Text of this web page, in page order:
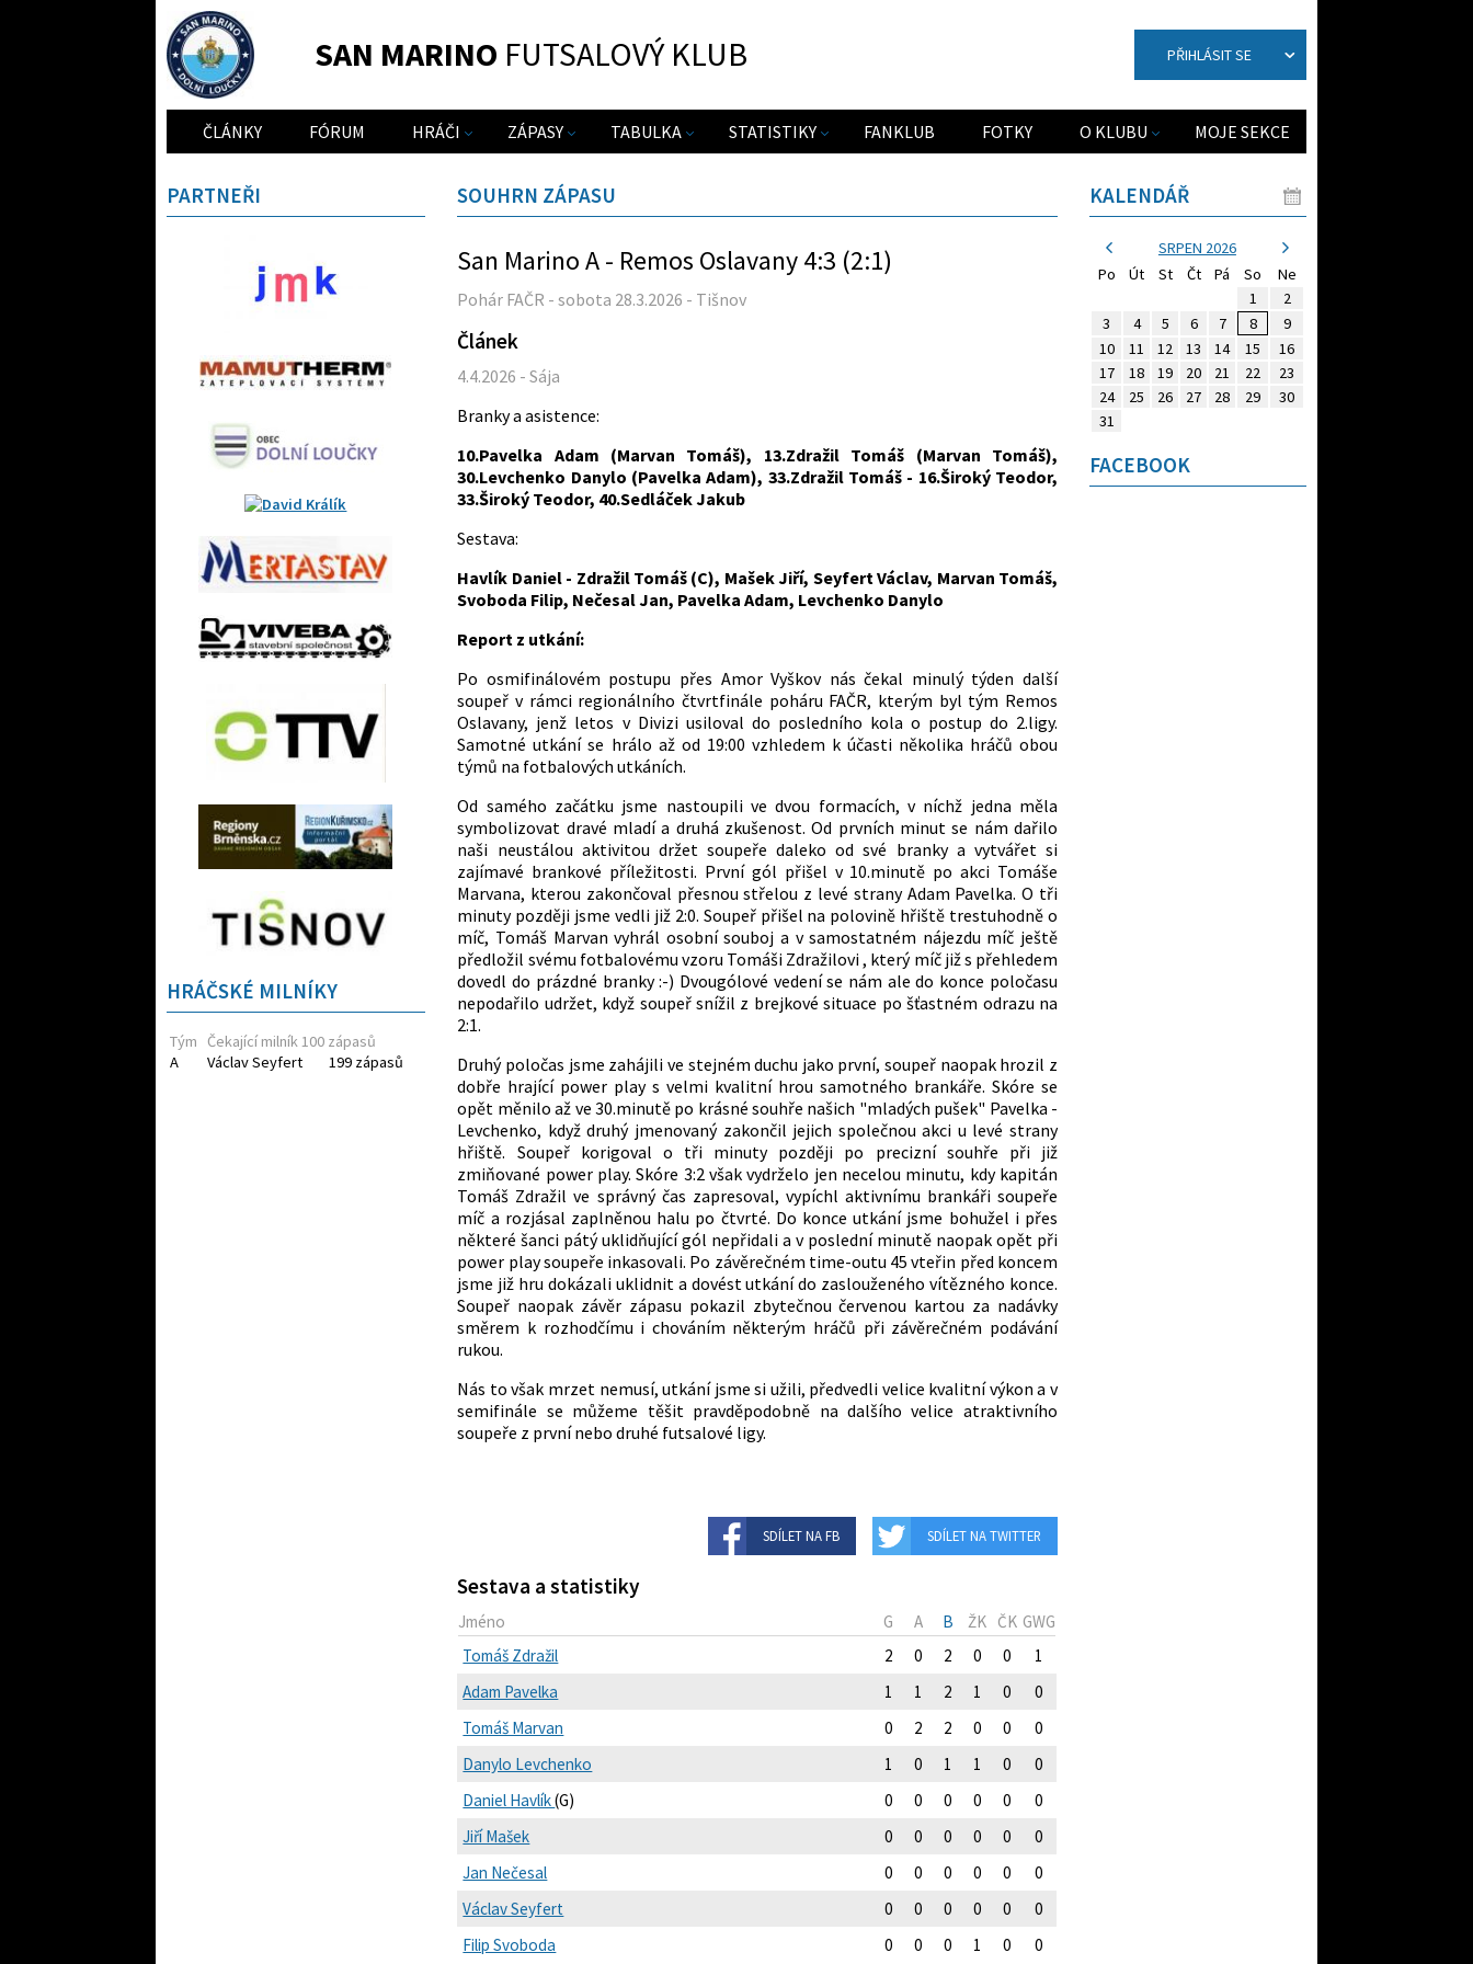
SAN MARINO FUTSALOVÝ KLUB PŘIHLÁSIT SE
ČLÁNKY FÓRUM HRÁČI ZÁPASY TABULKA STATISTIKY FANKLUB FOTKY O KLUBU MOJE SEKCE
SOUHRN ZÁPASU
San Marino A - Remos Oslavany 4:3 (2:1)
Pohár FAČR - sobota 28.3.2026 - Tišnov
Článek
4.4.2026 - Sája
Branky a asistence:
10.Pavelka Adam (Marvan Tomáš), 13.Zdražil Tomáš (Marvan Tomáš),
30.Levchenko Danylo (Pavelka Adam), 33.Zdražil Tomáš - 16.Široký Teodor,
33.Široký Teodor, 40.Sedláček Jakub
Sestava:
Havlík Daniel - Zdražil Tomáš (C), Mašek Jiří, Seyfert Václav, Marvan Tomáš,
Svoboda Filip, Nečesal Jan, Pavelka Adam, Levchenko Danylo
Report z utkání:
Po osmifinálovém postupu přes Amor Vyškov nás čekal minulý týden další
soupeř v rámci regionálního čtvrtfinále poháru FAČR, kterým byl tým Remos
Oslavany, jenž letos v Divizi usiloval do posledního kola o postup do 2.ligy.
Samotné utkání se hrálo až od 19:00 vzhledem k účasti několika hráčů obou
týmů na fotbalových utkáních.
Od samého začátku jsme nastoupili ve dvou formacích, v níchž jedna měla
symbolizovat dravé mladí a druhá zkušenost. Od prvních minut se nám dařilo
naši neustálou aktivitou držet soupeře daleko od své branky a vytvářet si
zajímavé brankové příležitosti. První gól přišel v 10.minutě po akci Tomáše
Marvana, kterou zakončoval přesnou střelou z levé strany Adam Pavelka. O tři
minuty později jsme vedli již 2:0. Soupeř přišel na polovině hřiště trestuhodně o
míč, Tomáš Marvan vyhrál osobní souboj a v samostatném nájezdu míč ještě
předložil svému fotbalovému vzoru Tomáši Zdražilovi , který míč již s přehledem
dovedl do prázdné branky :-) Dvougólové vedení se nám ale do konce poločasu
nepodařilo udržet, když soupeř snížil z brejkové situace po šťastném odrazu na
2:1.
Druhý poločas jsme zahájili ve stejném duchu jako první, soupeř naopak hrozil z
dobře hrající power play s velmi kvalitní hrou samotného brankáře. Skóre se
opět měnilo až ve 30.minutě po krásné souhře našich "mladých pušek" Pavelka -
Levchenko, když druhý jmenovaný zakončil jejich společnou akci u levé strany
hřiště. Soupeř korigoval o tři minuty později po precizní souhře při již
zmiňované power play. Skóre 3:2 však vydrželo jen necelou minutu, kdy kapitán
Tomáš Zdražil ve správný čas zapresoval, vypíchl aktivnímu brankáři soupeře
míč a rozjásal zaplněnou halu po čtvrté. Do konce utkání jsme bohužel i přes
některé šanci pátý uklidňující gól nepřidali a v poslední minutě naopak opět při
power play soupeře inkasovali. Po závěrečném time-outu 45 vteřin před koncem
jsme již hru dokázali uklidnit a dovést utkání do zaslouženého vítězného konce.
Soupeř naopak závěr zápasu pokazil zbytečnou červenou kartou za nadávky
směrem k rozhodčímu i chováním některým hráčů při závěrečném podávání
rukou.
Nás to však mrzet nemusí, utkání jsme si užili, předvedli velice kvalitní výkon a v
semifinále se můžeme těšit pravděpodobně na dalšího velice atraktivního
soupeře z první nebo druhé futsalové ligy.
SDÍLET NA FB SDÍLET NA TWITTER
Sestava a statistiky
Jméno G A B ŽK ČK GWG
Tomáš Zdražil
2 0 2 0 0
1
Adam Pavelka
1 1 2 1 0
0
Tomáš Marvan
0 2 2 0 0
0
Danylo Levchenko
1 0 1 1 0
0
Daniel Havlík(G) 0 0 0 0 0
0
Jiří Mašek
0 0 0 0 0
0
Jan Nečesal
0 0 0 0 0
0
Václav Seyfert
0 0 0 0 0
0
Filip Svoboda
0 0 0 1 0 0
PARTNEŘI
HRÁČSKÉ MILNÍKY
Tým Čekající milník 100 zápasů
A
Václav Seyfert 199 zápasů
KALENDÁŘ
SRPEN 2026
Po
Út St Čt Pá So
Ne
1
2
3
4 5 6 7 8
9
10
11 12 13 14 15
16
17
18 19 20 21 22
23
24
25 26 27 28 29
30
31
FACEBOOK